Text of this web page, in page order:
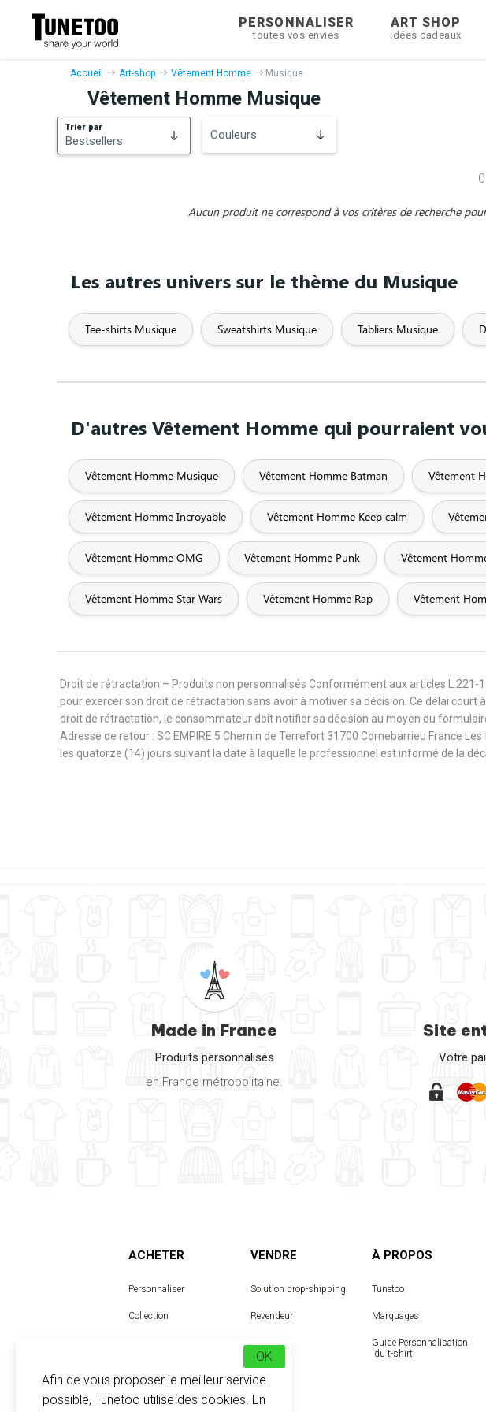
PERSONNALISER
toutes vos envies
ART SHOP
idées cadeaux
Accueil Art-shop Vêtement Homme Musique
Vêtement Homme Musique
Trier par
Bestsellers Couleurs
Aucun produit ne correspond à vos critères de recherche
Les autres univers sur le thème du Musique
Tee-shirts Musique Sweatshirts Musique Tabliers Musique
D'autres Vêtement Homme qui pourraient
Vêtement Homme Musique Vêtement Homme Batman Vêtement
Vêtement Homme Incroyable Vêtement Homme Keep calm
Vêtement Homme OMG Vêtement Homme Punk Vêtement
Vêtement Homme Star Wars Vêtement Homme Rap Vêtement
Droit de rétractation – Produits non personnalisés Conformément aux articles
pour exercer son droit de rétractation sans avoir à motiver sa décision. Ce délai
droit de rétractation, le consommateur doit notifier sa décision au moyen du
Adresse de retour : SC EMPIRE 5 Chemin de Terrefort 31700 Cornebarrieu France
les quatorze (14) jours suivant la date à laquelle le professionnel est informé de la
Made in France
Produits personnalisés
en France métropolitaine.
Site
Votre
ACHETER
Personnaliser
Collection
VENDRE
Solution drop-shipping
Revendeur
Designer
À PROPOS
Tunetoo
Marquages
Guide Personnalisation
du t-shirt
Afin de vous proposer le meilleur service
possible, Tunetoo utilise des cookies. En
OK